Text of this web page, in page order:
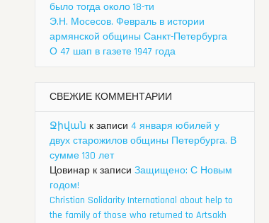
было тогда около 18-ти
Э.Н. Мосесов. Февраль в истории
армянской общины Санкт-Петербурга
О 47 шап в газете 1947 года
СВЕЖИЕ КОММЕНТАРИИ
Ջիվան к записи 4 января юбилей у
двух старожилов общины Петербурга. В
сумме 130 лет
Цовинар к записи Защищено: С Новым
годом!
Christian Solidarity International about help to
the family of those who returned to Artsakh